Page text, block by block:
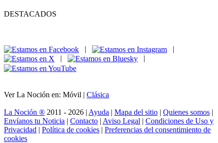
DESTACADOS
|
|
|
|
Ver La Noción en: Móvil | Clásica
La Noción ® 2011 - 2026 | Ayuda | Mapa del sitio | Quienes somos |
Envíanos tu Noticia | Contacto | Aviso Legal | Condiciones de Uso y
Privacidad | Política de cookies | Preferencias del consentimiento de
cookies